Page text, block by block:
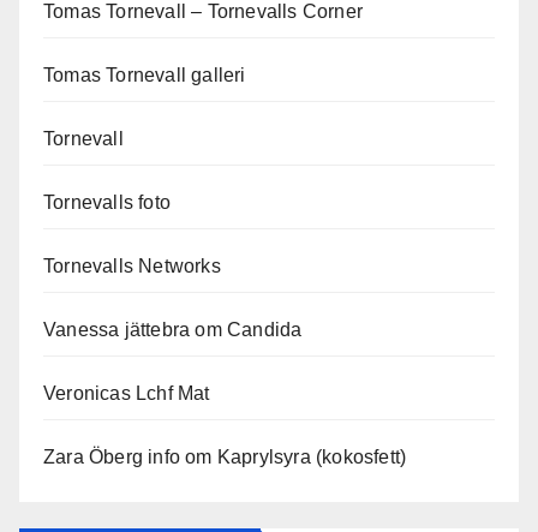
Tomas Tornevall – Tornevalls Corner
Tomas Tornevall galleri
Tornevall
Tornevalls foto
Tornevalls Networks
Vanessa jättebra om Candida
Veronicas Lchf Mat
Zara Öberg info om Kaprylsyra (kokosfett)